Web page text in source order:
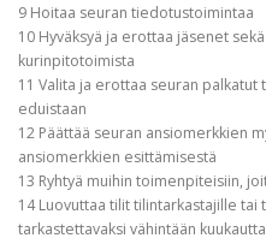
9 Hoitaa seuran tiedotustoimintaa
10 Hyväksyä ja erottaa jäsenet
kurinpitotoimista
11 Valita ja erottaa seuran
eduistaan
12 Päättää seuran ansiomerkkien
ansiomerkkien esittämisestä
13 Ryhtyä muihin toimenpiteisiin,
14 Luovuttaa tilit tilintarkastajille tai
tarkastettavaksi vähintään